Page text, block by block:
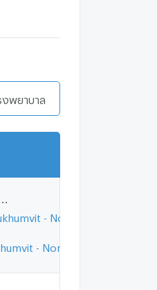
งพยาบาล
- Nongmon